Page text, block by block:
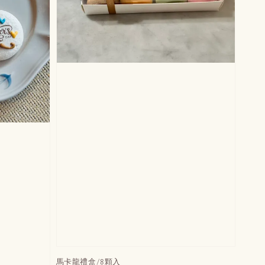
馬卡龍禮盒/8顆入